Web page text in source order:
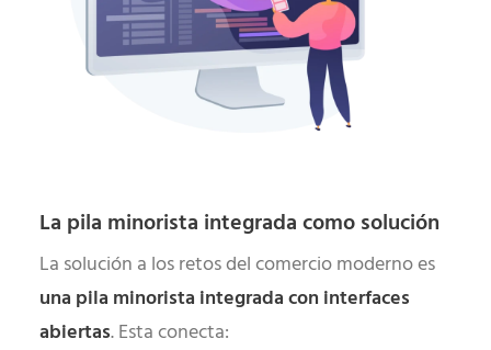
La pila minorista integrada como solución
La solución a los retos del comercio moderno es
una pila minorista integrada con interfaces
abiertas. Esta conecta: